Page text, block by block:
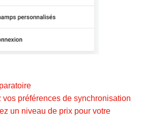
vos préférences de synchronisation
un niveau de prix pour votre